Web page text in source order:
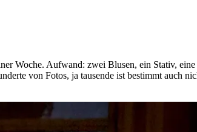
Woche. Aufwand: zwei Blusen, ein Stativ,
von Fotos, ja tausende ist bestimmt auch